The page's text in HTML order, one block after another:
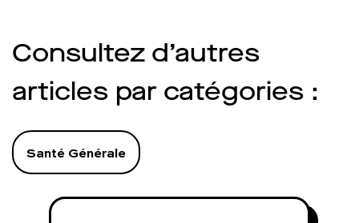
Consultez d’autres
articles par catégories :
Santé Générale